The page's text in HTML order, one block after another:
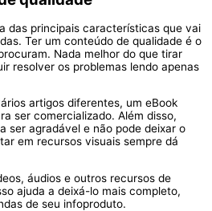
das principais características que vai
Ter um conteúdo de qualidade é o
Nada melhor do que tirar
resolver os problemas lendo apenas
artigos diferentes, um eBook
ser comercializado. Além disso,
ser agradável e não pode deixar o
em recursos visuais sempre dá
áudios e outros recursos de
ajuda a deixá-lo mais completo,
de seu infoproduto.